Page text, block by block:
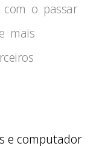
com o passar
mais